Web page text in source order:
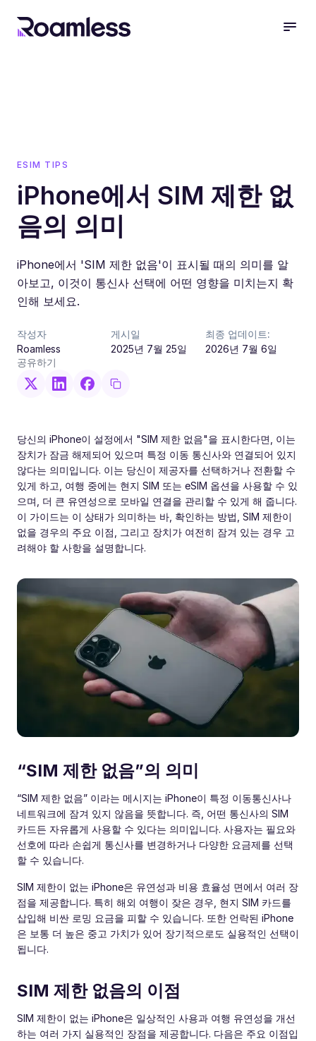
ESIM TIPS
iPhone에서 SIM 제한 없
음의 의미
iPhone에서 'SIM 제한 없음'이 표시될 때의 의미를 알
아보고, 이것이 통신사 선택에 어떤 영향을 미치는지 확
인해 보세요.
작성자
Roamless
게시일
2025년 7월 25일
최종 업데이트:
2026년 7월 6일
공유하기
당신의 iPhone이 설정에서 "SIM 제한 없음"을 표시한다면, 이는
장치가 잠금 해제되어 있으며 특정 이동 통신사와 연결되어 있지
않다는 의미입니다. 이는 당신이 제공자를 선택하거나 전환할 수
있게 하고, 여행 중에는 현지 SIM 또는 eSIM 옵션을 사용할 수 있
으며, 더 큰 유연성으로 모바일 연결을 관리할 수 있게 해 줍니다.
이 가이드는 이 상태가 의미하는 바, 확인하는 방법, SIM 제한이
없을 경우의 주요 이점, 그리고 장치가 여전히 잠겨 있는 경우 고
려해야 할 사항을 설명합니다.
“SIM 제한 없음”의 의미
“SIM 제한 없음” 이라는 메시지는 iPhone이 특정 이동통신사나
네트워크에 잠겨 있지 않음을 뜻합니다. 즉, 어떤 통신사의 SIM
카드든 자유롭게 사용할 수 있다는 의미입니다. 사용자는 필요와
선호에 따라 손쉽게 통신사를 변경하거나 다양한 요금제를 선택
할 수 있습니다.
SIM 제한이 없는 iPhone은 유연성과 비용 효율성 면에서 여러 장
점을 제공합니다. 특히 해외 여행이 잦은 경우, 현지 SIM 카드를
삽입해 비싼 로밍 요금을 피할 수 있습니다. 또한 언락된 iPhone
은 보통 더 높은 중고 가치가 있어 장기적으로도 실용적인 선택이
됩니다.
SIM 제한 없음의 이점
SIM 제한이 없는 iPhone은 일상적인 사용과 여행 유연성을 개선
하는 여러 가지 실용적인 장점을 제공합니다. 다음은 주요 이점입